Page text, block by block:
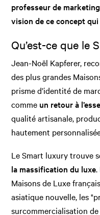
professeur de
vision de ce concept
Qu’est-ce que le
Jean-Noël Kapferer,
des plus grandes
prisme d’identité de
comme un retour à
qualité artisanale,
hautement
Le Smart luxury trouve
la massification du luxe
Maisons de Luxe
asiatique nouvelle, les
surcommercialisation